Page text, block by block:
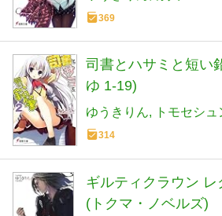
369
司書とハサミと短い
ゆ 1-19)
ゆうきりん トモセシュ
314
ギルティクラウン
(トクマ・ノベルズ)